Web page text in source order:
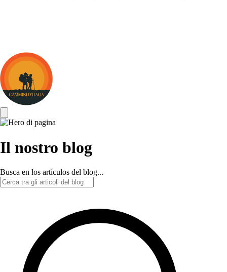
Cammini
d&#039;Italia
Il nostro blog
Busca en los artículos del blog...